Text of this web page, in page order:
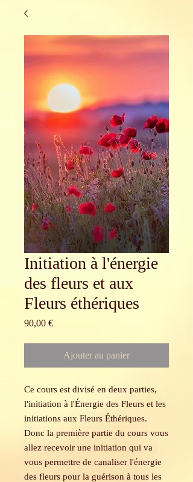
Initiation à l'énergie
des fleurs et aux
Fleurs éthériques
90,00 €Prix
Ajouter au panier
Ce cours est divisé en deux parties,
l'initiation à l'Énergie des Fleurs et les
initiations aux Fleurs Éthériques.
Donc la première partie du cours vous
allez recevoir une initiation qui va
vous permettre de canaliser l'énergie
des fleurs pour la guérison à tous les